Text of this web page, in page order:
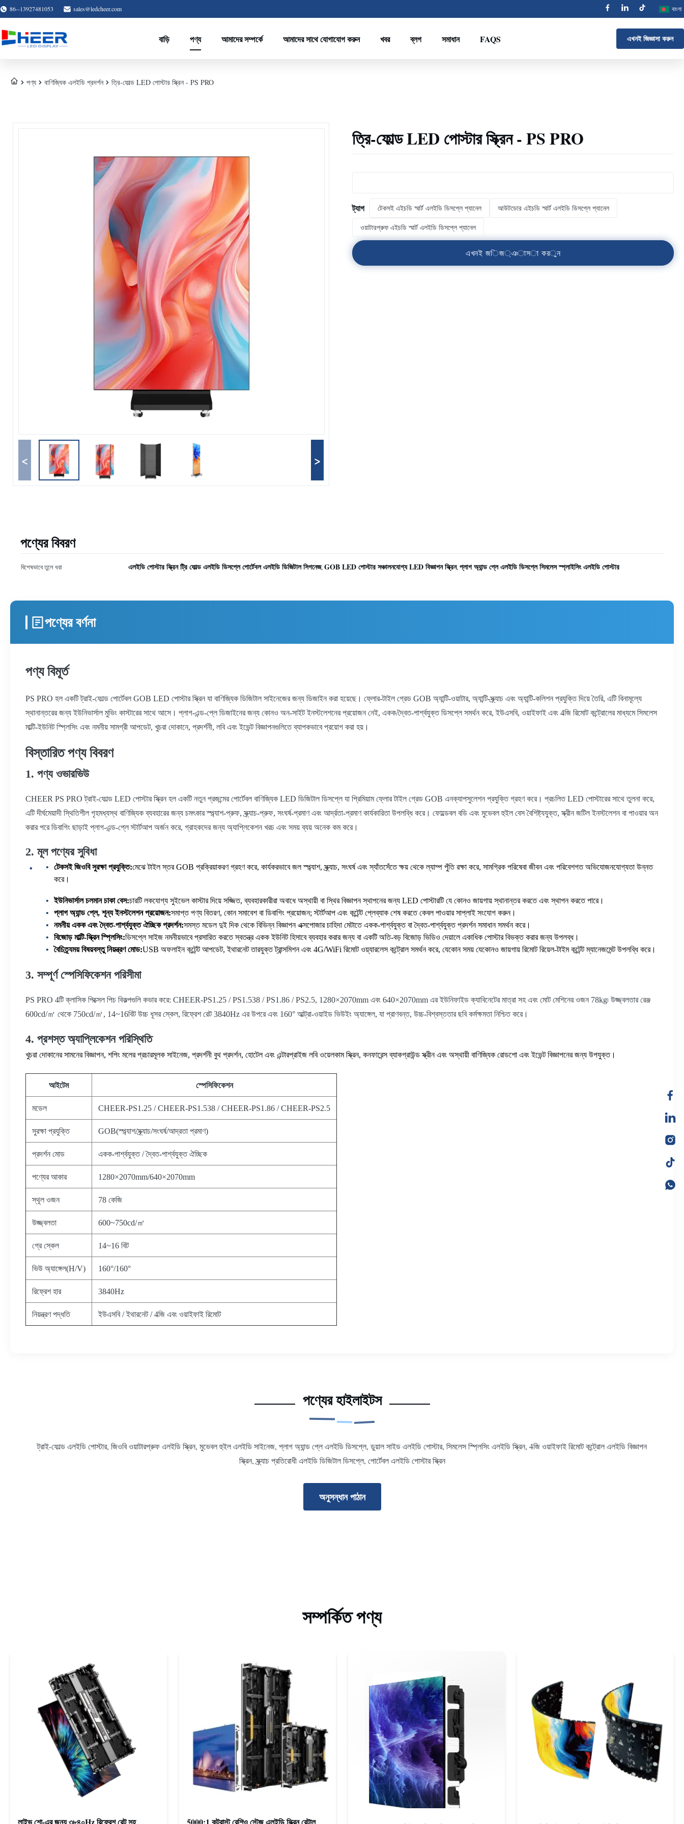
86--13927481053 sales@ledcheer.com বাংলা
বাড়ি পণ্য আমাদের সম্পর্কে আমাদের সাথে যোগাযোগ করুন খবর ব্লগ সমাধান FAQS এখনই জিজ্ঞাসা করুন
পণ্য বাণিজ্যিক এলইডি প্রদর্শন ত্রি-ফোল্ড LED পোস্টার স্ক্রিন - PS PRO
< >
ত্রি-ফোল্ড LED পোস্টার স্ক্রিন - PS PRO
ট্যাগ টেকসই এইচডি স্মার্ট এলইডি ডিসপ্লে প্যানেল
আউটডোর এইচডি স্মার্ট এলইডি ডিসপ্লে প্যানেল
ওয়াটারপ্রুফ এইচডি স্মার্ট এলইডি ডিসপ্লে প্যানেল
এখনই জিজ্ঞাসা করুন
পণ্যের বিবরণ
বিশেষভাবে তুলে ধরা এলইডি পোস্টার স্ক্রিন ট্রি ফোল্ড এলইডি ডিসপ্লে পোর্টেবল এলইডি ডিজিটাল সিগনেজ,GOB LED পোস্টার সঞ্চালনযোগ্য LED বিজ্ঞাপন স্ক্রিন,প্লাগ অ্যান্ড প্লে এলইডি ডিসপ্লে সিমলেস স্প্লাইসিং এলইডি পোস্টার
পণ্যের বর্ণনা
পণ্য বিমূর্ত
PS PRO হল একটি ট্রাই-ফোল্ড পোর্টেবল GOB LED পোস্টার স্ক্রিন যা বাণিজ্যিক ডিজিটাল সাইনেজের জন্য ডিজাইন করা হয়েছে। ফ্লোর-টাইল গ্রেড GOB অ্যান্টি-ওয়াটার, অ্যান্টি-স্ক্র্যাচ এবং অ্যান্টি-কলিশন প্রযুক্তি দিয়ে তৈরি, এটি বিনামূল্যে
স্থানান্তরের জন্য ইউনিভার্সাল মুভিং কাস্টারের সাথে আসে। প্লাগ-এন্ড-প্লে ডিজাইনের জন্য কোনও অন-সাইট ইনস্টলেশনের প্রয়োজন নেই, একক/দ্বৈত-পার্শ্বযুক্ত ডিসপ্লে সমর্থন করে, ইউএসবি, ওয়াইফাই এবং 4জি রিমোট কন্ট্রোলের মাধ্যমে সিমলেস
মাল্টি-ইউনিট স্প্লিসিং এবং নমনীয় সামগ্রী আপডেট, খুচরা দোকানে, প্রদর্শনী, লবি এবং ইভেন্ট বিজ্ঞাপনগুলিতে ব্যাপকভাবে প্রয়োগ করা হয়।
বিস্তারিত পণ্য বিবরণ
1. পণ্য ওভারভিউ
CHEER PS PRO ট্রাই-ফোল্ড LED পোস্টার স্ক্রিন হল একটি নতুন প্রজন্মের পোর্টেবল বাণিজ্যিক LED ডিজিটাল ডিসপ্লে যা প্রিমিয়াম ফ্লোর টাইল গ্রেড GOB এনক্যাপসুলেশন প্রযুক্তি গ্রহণ করে। প্রচলিত LED পোস্টারের সাথে তুলনা করে,
এটি দীর্ঘমেয়াদী স্থিতিশীল গৃহমধ্যস্থ বাণিজ্যিক ব্যবহারের জন্য চমৎকার স্প্ল্যাশ-প্রুফ, স্ক্র্যাচ-প্রুফ, সংঘর্ষ-প্রমাণ এবং আর্দ্রতা-প্রমাণ কার্যকারিতা উপলব্ধি করে। ফোল্ডেবল বডি এবং মুভেবল হুইল বেস বৈশিষ্ট্যযুক্ত, স্ক্রীন জটিল ইনস্টলেশন বা পাওয়ার অন
করার পরে ডিবাগিং ছাড়াই প্লাগ-এন্ড-প্লে স্টার্টআপ অর্জন করে, গ্রাহকদের জন্য অ্যাপ্লিকেশন খরচ এবং সময় ব্যয় অনেক কম করে।
2. মূল পণ্যের সুবিধা
টেকসই জিওবি সুরক্ষা প্রযুক্তি:মেঝে টাইল স্তর GOB প্রক্রিয়াকরণ গ্রহণ করে, কার্যকরভাবে জল স্প্ল্যাশ, স্ক্র্যাচ, সংঘর্ষ এবং স্যাঁতসেঁতে ক্ষয় থেকে ল্যাম্প পুঁতি রক্ষা করে, সামগ্রিক পরিষেবা জীবন এবং পরিবেশগত অভিযোজনযোগ্যতা উন্নত
করে।
ইউনিভার্সাল চলমান চাকা বেস:চারটি লকযোগ্য সুইভেল কাস্টার দিয়ে সজ্জিত, ব্যবহারকারীরা অবাধে অস্থায়ী বা স্থির বিজ্ঞাপন স্থাপনের জন্য LED পোস্টারটি যে কোনও জায়গায় স্থানান্তর করতে এবং স্থাপন করতে পারে।
প্লাগ অ্যান্ড প্লে, শূন্য ইনস্টলেশন প্রয়োজন:সমাপ্ত পণ্য বিতরণ, কোন সমাবেশ বা ডিবাগিং প্রয়োজন; স্টার্টআপ এবং কন্টেন্ট প্লেব্যাক শেষ করতে কেবল পাওয়ার সাপ্লাই সংযোগ করুন।
নমনীয় একক এবং দ্বৈত-পার্শ্বযুক্ত ঐচ্ছিক প্রদর্শন:সমস্ত মডেল দুই দিক থেকে বিভিন্ন বিজ্ঞাপন এক্সপোজার চাহিদা মেটাতে একক-পার্শ্বযুক্ত বা দ্বৈত-পার্শ্বযুক্ত প্রদর্শন সমাধান সমর্থন করে।
বিজোড় মাল্টি-স্ক্রিন স্প্লিসিং:ডিসপ্লে সাইজ নমনীয়ভাবে প্রসারিত করতে স্বতন্ত্র একক ইউনিট হিসাবে ব্যবহার করার জন্য বা একটি অতি-বড় বিজোড় ভিডিও দেয়ালে একাধিক পোস্টার বিভক্ত করার জন্য উপলব্ধ।
বৈচিত্র্যময় বিষয়বস্তু নিয়ন্ত্রণ মোড:USB অফলাইন কন্টেন্ট আপডেট, ইথারনেট তারযুক্ত ট্রান্সমিশন এবং 4G/WiFi রিমোট ওয়্যারলেস কন্ট্রোল সমর্থন করে, যেকোন সময় যেকোনও জায়গায় রিমোট রিয়েল-টাইম কন্টেন্ট ম্যানেজমেন্ট উপলব্ধি করে।
3. সম্পূর্ণ স্পেসিফিকেশন পরিসীমা
PS PRO 4টি ক্লাসিক পিক্সেল পিচ বিকল্পগুলি কভার করে: CHEER-PS1.25 / PS1.538 / PS1.86 / PS2.5, 1280×2070mm এবং 640×2070mm এর ইউনিফাইড ক্যাবিনেটের মাত্রা সহ এবং মোট মেশিনের ওজন 78kg৷ উজ্জ্বলতার রেঞ্জ
600cd/㎡ থেকে 750cd/㎡, 14~16বিট উচ্চ ধূসর স্কেল, রিফ্রেশ রেট 3840Hz এর উপরে এবং 160° আল্ট্রা-ওয়াইড ভিউইং অ্যাঙ্গেল, যা প্রাণবন্ত, উচ্চ-বিশ্বস্ততার ছবি কর্মক্ষমতা নিশ্চিত করে।
4. প্রশস্ত অ্যাপ্লিকেশন পরিস্থিতি
খুচরা দোকানের সামনের বিজ্ঞাপন, শপিং মলের প্রচারমূলক সাইনেজ, প্রদর্শনী বুথ প্রদর্শন, হোটেল এবং এন্টারপ্রাইজ লবি ওয়েলকাম স্ক্রিন, কনফারেন্স ব্যাকগ্রাউন্ড স্ক্রীন এবং অস্থায়ী বাণিজ্যিক রোডশো এবং ইভেন্ট বিজ্ঞাপনের জন্য উপযুক্ত।
আইটেম স্পেসিফিকেশন
মডেল CHEER-PS1.25 / CHEER-PS1.538 / CHEER-PS1.86 / CHEER-PS2.5
সুরক্ষা প্রযুক্তি GOB(স্প্ল্যাশ/স্ক্র্যাচ/সংঘর্ষ/আদ্রতা প্রমাণ)
প্রদর্শন মোড একক-পার্শ্বযুক্ত / দ্বৈত-পার্শ্বযুক্ত ঐচ্ছিক
পণ্যের আকার 1280×2070mm/640×2070mm
স্থূল ওজন 78 কেজি
উজ্জ্বলতা 600~750cd/㎡
গ্রে স্কেল 14~16 বিট
ভিউ অ্যাঙ্গেল(H/V) 160°/160°
রিফ্রেশ হার 3840Hz
নিয়ন্ত্রণ পদ্ধতি ইউএসবি / ইথারনেট / 4জি এবং ওয়াইফাই রিমোট
পণ্যের হাইলাইটস
ট্রাই-ফোল্ড এলইডি পোস্টার, জিওবি ওয়াটারপ্রুফ এলইডি স্ক্রিন, মুভেবল হুইল এলইডি সাইনেজ, প্লাগ অ্যান্ড প্লে এলইডি ডিসপ্লে, ডুয়াল সাইড এলইডি পোস্টার, সিমলেস স্প্লিসিং এলইডি স্ক্রিন, 4জি ওয়াইফাই রিমোট কন্ট্রোল এলইডি বিজ্ঞাপন
স্ক্রিন, স্ক্র্যাচ প্রতিরোধী এলইডি ডিজিটাল ডিসপ্লে, পোর্টেবল এলইডি পোস্টার স্ক্রিন
অনুসন্ধান পাঠান
সম্পর্কিত পণ্য
লাইভ শো-এর জন্য ৩৮৪০Hz রিফ্রেশ রেট সহ 5000:1 কন্ট্রাস্ট রেশিও স্টেজ এলইডি স্ক্রিন রেন্টাল